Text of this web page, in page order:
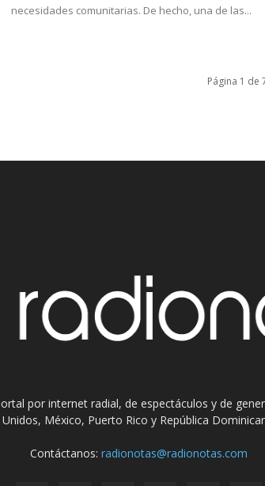
necesidades comunitarias. De hecho, una de las...
Página 1 de
por internet radial, de espectáculos y de
Unidos, México, Puerto Rico y República
Contáctanos:radionotas@radionotas.com